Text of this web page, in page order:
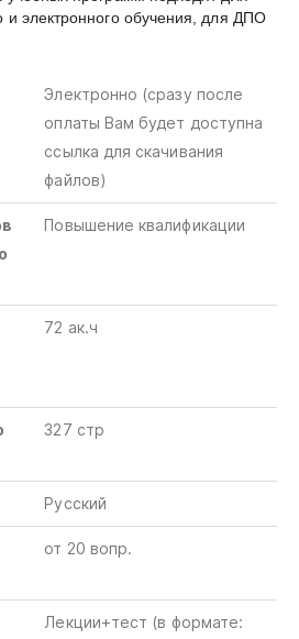
и электронного обучения, для ДПО
Электронно (сразу после
оплаты Вам будет доступна
ссылка для скачивания
файлов)
Повышение квалификации
72 ак.ч
327 стр
Русский
от 20 вопр.
Лекции+тест (в формате: